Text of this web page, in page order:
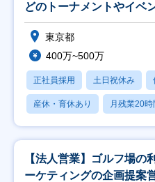
どのトーナメントやイベ
記事入稿
東京都
400万~500万
正社員採用 土日祝休み
産休・育休あり 月残業20時
【法人営業】ゴルフ場の
ーケティングの企画提案